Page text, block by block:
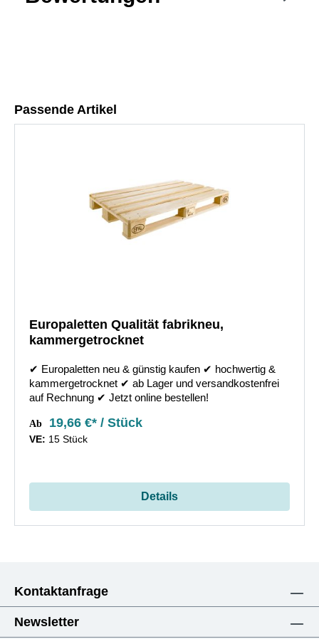
Passende Artikel
Europaletten Qualität fabrikneu,
kammergetrocknet
✔︎ Europaletten neu & günstig kaufen ✔︎ hochwertig &
kammergetrocknet ✔︎ ab Lager und versandkostenfrei
auf Rechnung ✔︎ Jetzt online bestellen!
Ab 19,66 €* / Stück
VE: 15 Stück
Details
Kontaktanfrage
Newsletter